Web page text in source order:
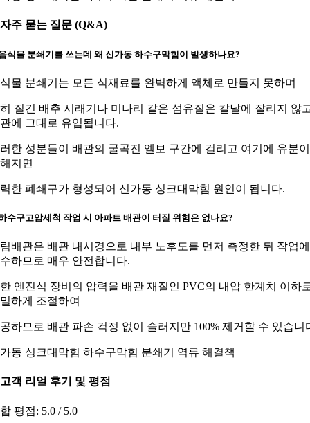
주 묻는 질문 (Q&A)
식물 분쇄기를 쓰는데 왜 신가동 하수구막힘이 발생하나요?
물 분쇄기는 모든 식재료를 완벽하게 액체로 만들지 못하며
질긴 배추 시래기나 미나리 같은 섬유질은 칼날에 잘리지 않
에 그대로 유입됩니다.
한 성분들이 배관의 굴곡진 엘보 구간에 걸리고 여기에 유분이
지면
한 폐쇄구가 형성되어 신가동 싱크대막힘 원인이 됩니다.
수구고압세척 작업 시 아파트 배관이 터질 위험은 없나요?
배관은 배관 내시경으로 내부 노후도를 먼저 측정한 뒤 작업에
하므로 매우 안전합니다.
엔진식 장비의 압력을 배관 재질인 PVC의 내압 한계치 이하
하게 조절하여
하므로 배관 파손 걱정 없이 슬러지만 100% 제거할 수 있습니
동 싱크대막힘 하수구막힘 분쇄기 역류 해결책
객 리얼 후기 및 평점
평점: 5.0 / 5.0